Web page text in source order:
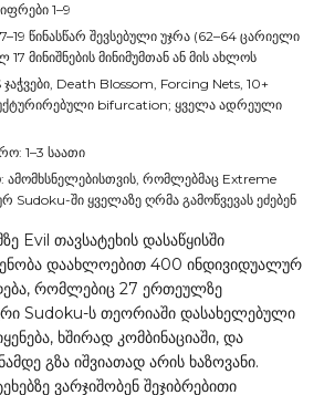
1–9
წინასწარ შევსებული უჯრა (62–64 ცარიელი
მინიშნების მინიმუმთან ან მის ახლოს
ჯაჭვები, Death Blossom, Forcing Nets, 10+
bifurcation; ყველა ადრეული
: 1–3 საათი
: ამომხსნელებისთვის, რომლებმაც Extreme
Sudoku-ში ყველაზე ღრმა გამოწვევას ეძებენ
Evil თავსატეხის დასაწყისში
დაახლოებით 400 ინდივიდუალურ
რომლებიც 27 ერთეულზე
Sudoku-ს თეორიაში დასახელებული
ხშირად კომბინაციაში, და
გზა იშვიათად არის ხაზოვანი.
ვარჯიშობენ შეჯიბრებითი